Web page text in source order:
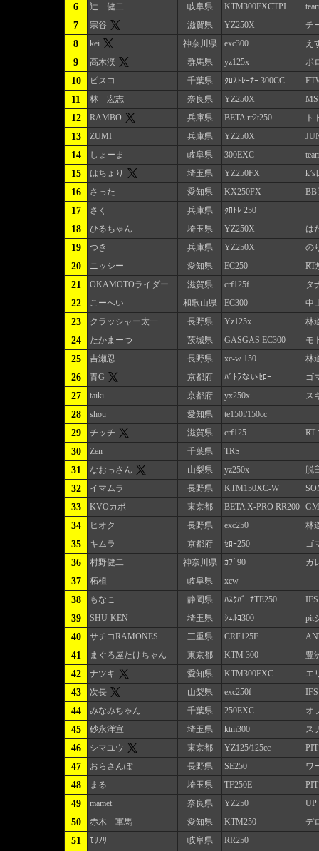
6 辻 健二 岐阜県 KTM300EXCTPI
7 宗谷 滋賀県 YZ250X チ
8 kei 神奈川県 exc300 え
9 高木渓 群馬県 yz125x ボ
10 ビスコ 千葉県 ｸﾛｽﾄﾚｰﾅｰ 300CC
11 林 宏志 奈良県 YZ250X
12 RAMBO 兵庫県 BETA rr2t250 ト
13 ZUMI 兵庫県 YZ250X
14 しょーま 岐阜県 300EXC
15 はちょり 埼玉県 YZ250FX
16 さった 愛知県 KX250FX BB
17 さく 兵庫県 ｸﾛﾄﾚ 250
18 ひるちゃん 埼玉県 YZ250X は
19 つき 兵庫県 YZ250X の
20 ニッシー 愛知県 EC250 RT
21 OKAMOTOライダー 滋賀県 crf125f タ
22 こーへい 和歌山県 EC300 中
23 クラッシャー太一 長野県 Yz125x 林
24 たかまーつ 茨城県 GASGAS EC300 モ
25 吉瀬忍 長野県 xc-w 150 林
26 青G 京都府 ﾊﾞﾄﾗないｾﾛｰ ゴ
27 taiki 京都府 yx250x ス
28 shou 愛知県 te150i/150cc
29 チッチ 滋賀県 crf125 RT
30 Zen 千葉県 TRS
31 なおっさん 山梨県 yz250x 脱
32 イマムラ 長野県 KTM150XC-W
33 KVOカボ 東京都 BETA X-PRO RR200
34 ヒオク 長野県 exc250 林
35 キムラ 京都府 ｾﾛｰ250 ゴ
36 村野健二 神奈川県 ｶﾌﾞ90 ガ
37 柘植 岐阜県 xcw
38 もなこ 静岡県 ﾊｽｸﾊﾞｰﾅTE250 IFS
39 SHU-KEN 埼玉県 ｼｪﾙｺ300 pit
40 サチコRAMONES 三重県 CRF125F
41 まぐろ屋たけちゃん 東京都 KTM 300 豊
42 ナツキ 愛知県 KTM300EXC エ
43 次長 山梨県 exc250f IFS
44 みなみちゃん 千葉県 250EXC オ
45 砂永洋宣 埼玉県 ktm300 ス
46 シマユウ 東京都 YZ125/125cc
47 おらさんぽ 長野県 SE250 ワ
48 まる 埼玉県 TF250E
49 mamet 奈良県 YZ250 UP
50 赤木 軍馬 愛知県 KTM250 デ
51 ﾓﾘﾉﾘ 岐阜県 RR250